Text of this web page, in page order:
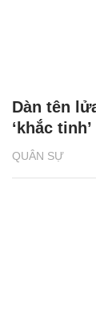
QUÂN SỰ
Dàn tên
‘khắc